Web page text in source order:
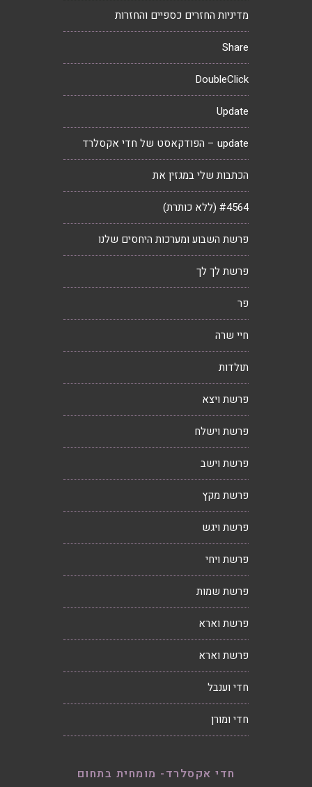
מדיניות החזרים כספיים והחזרות
Share
DoubleClick
Update
update – הפודקאסט של חדי אקסלרד
הכתבות שלי במגזין את
#4564 (ללא כותרת)
פרשת השבוע ומערכות היחסים שלנו
פרשת לך לך
פר
חיי שרה
תולדות
פרשת ויצא
פרשת וישלח
פרשת וישב
פרשת מקץ
פרשת ויגש
פרשת ויחי
פרשת שמות
פרשת וארא
פרשת וארא
חדי וענבל
חדי ומורן
חדי אקסלרד- מומחית בתחום